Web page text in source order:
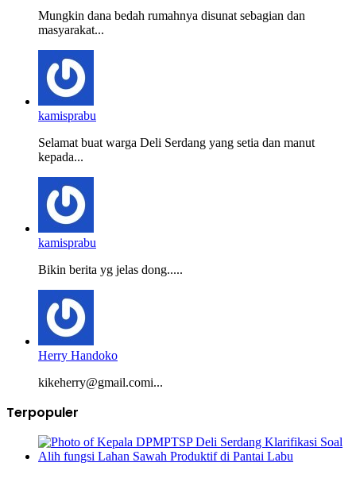
Mungkin dana bedah rumahnya disunat sebagian dan
masyarakat...
kamisprabu
Selamat buat warga Deli Serdang yang setia dan manut
kepada...
kamisprabu
Bikin berita yg jelas dong.....
Herry Handoko
kikeherry@gmail.comi...
Terpopuler